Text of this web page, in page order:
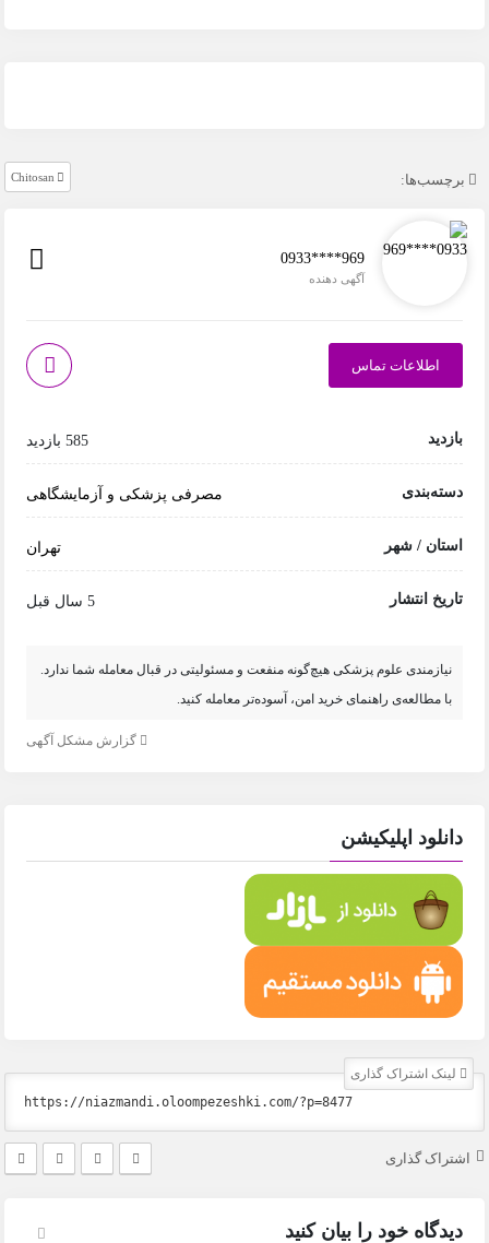
برچسب‌ها: Chitosan
0933****969
آگهی دهنده
اطلاعات تماس
بازدید 585 بازدید
دسته‌بندی مصرفی پزشکی و آزمایشگاهی
استان / شهر تهران
تاریخ انتشار 5 سال قبل
نیازمندی علوم پزشکی هیچ‌گونه منفعت و مسئولیتی در قبال معامله شما ندارد.
با مطالعه‌ی راهنمای خرید امن، آسوده‌تر معامله کنید.
گزارش مشکل آگهی
دانلود اپلیکیشن
لینک اشتراک گذاری
اشتراک گذاری
دیدگاه خود را بیان کنید